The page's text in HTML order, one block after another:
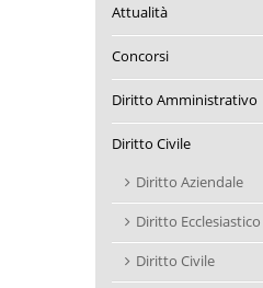
Attualità
Concorsi
Diritto Amministrativo
Diritto Civile
Diritto Aziendale
Diritto Ecclesiastico
Diritto Civile